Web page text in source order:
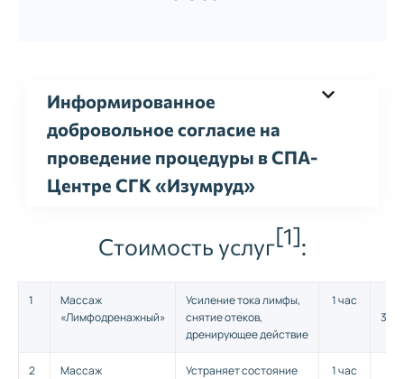
Информированное
добровольное согласие на
проведение процедуры в СПА-
Центре СГК «Изумруд»
Стоимость услуг[1]:
1
Массаж
«Лимфодренажный»
Усиление тока лимфы,
снятие отеков,
дренирующее действие
1 час
2
Массаж
Устраняет состояние
1 час